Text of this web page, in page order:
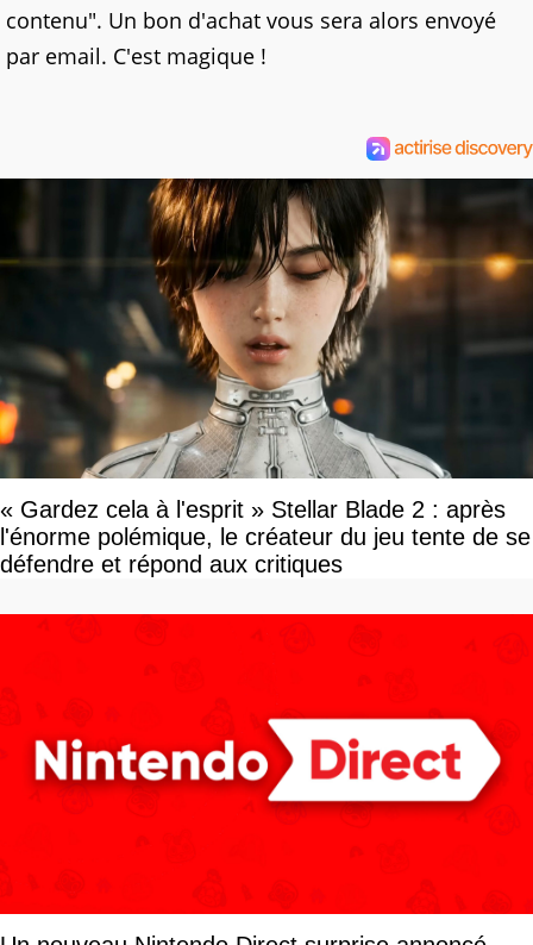
contenu". Un bon d'achat vous sera alors envoyé
par email. C'est magique !
« Gardez cela à l'esprit » Stellar Blade 2 : après
l'énorme polémique, le créateur du jeu tente de se
défendre et répond aux critiques